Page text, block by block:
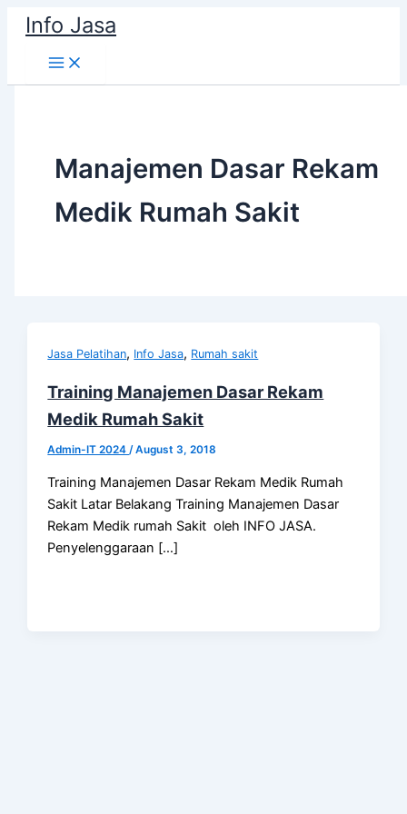
Skip
content
Info Jasa
Manajemen Dasar Rekam
Medik Rumah Sakit
Jasa Pelatihan, Info Jasa, Rumah sakit
Training Manajemen Dasar Rekam
Medik Rumah Sakit
Admin-IT 2024/August 3, 2018
Training Manajemen Dasar Rekam Medik Rumah
Sakit Latar Belakang Training Manajemen Dasar
Rekam Medik rumah Sakit oleh INFO JASA.
Penyelenggaraan […]